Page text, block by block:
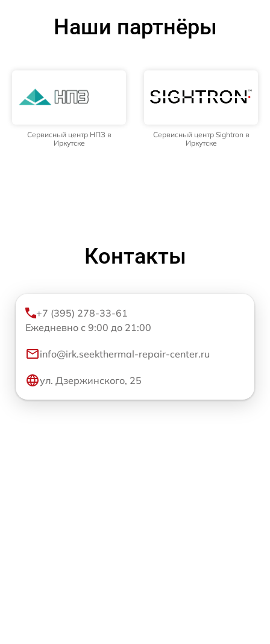
Наши партнёры
Сервисный центр НПЗ в
Иркутске
Сервисный центр Sightron в
Иркутске
Контакты
+7 (395) 278-33-61
Ежедневно с 9:00 до 21:00
info@irk.seekthermal-repair-center.ru
ул. Дзержинского, 25